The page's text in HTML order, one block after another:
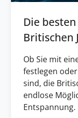
Die
Britischen
Ob Sie mit
festlegen
sind, die
endlose
Entspannung.